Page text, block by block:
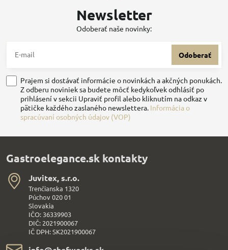
Newsletter
Odoberať naše novinky:
Odoberať
Prajem si dostávať informácie o novinkách a akčných ponukách.
Z odberu noviniek sa budete môcť kedykoľvek odhlásiť po
prihlásení v sekcii Upraviť profil alebo kliknutím na odkaz v
pätičke každého zaslaného newslettera. Informácia o
spracúvaní osobných údajov (VOP)
Gastroelegance.sk kontakty
Juvitex, s​.r​.o​.
Trenčianska 1320
Púchov 020 01
Slovakia
IČO: 36339903
DIČ: 2021900067
IČ DPH: SK2021900067